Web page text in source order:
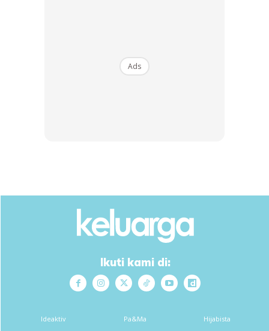
Cara membuat:
Panas kan minyak. Tumis kan bahan-bahan yang dihiris
Ads
Ikuti kami di:
Ideaktiv Pa&Ma Hijabista